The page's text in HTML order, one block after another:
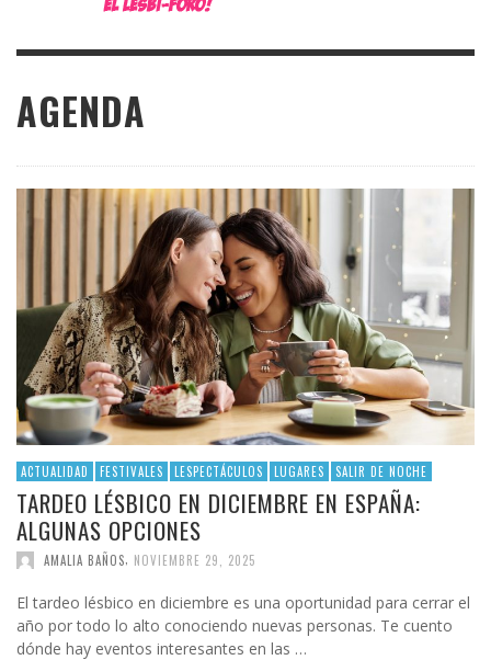
AGENDA
ACTUALIDAD FESTIVALES LESPECTÁCULOS LUGARES SALIR DE NOCHE
TARDEO LÉSBICO EN DICIEMBRE EN ESPAÑA:
ALGUNAS OPCIONES
AMALIA BAÑOS NOVIEMBRE 29, 2025
El tardeo lésbico en diciembre es una oportunidad para cerrar el
año por todo lo alto conociendo nuevas personas. Te cuento
dónde hay eventos interesantes en las …